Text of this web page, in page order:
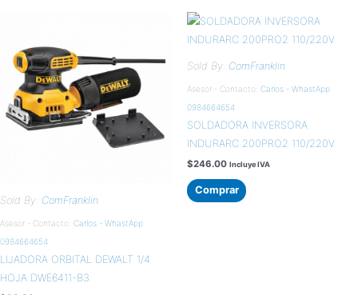
Sold By: ComFranklin
Asesor - Contacto: Carlos - WhastApp
0984664654
LIJADORA ORBITAL DEWALT 1/4
HOJA DWE6411-B3
Sold By: ComFranklin
Asesor - Contacto: Carlos - WhastApp
0984664654
SOLDADORA INVERSORA
INDURARC 200PRO2 110/220V
$246.00 Incluye IVA
Comprar